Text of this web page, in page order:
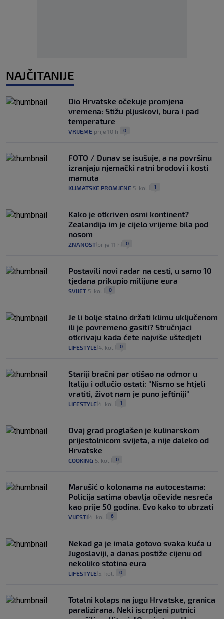
NAJČITANIJE
Dio Hrvatske očekuje promjena
vremena: Stižu pljuskovi, bura i pad
temperature
VRIJEME prije 10 h 0
FOTO / Dunav se isušuje, a na površinu
izranjaju njemački ratni brodovi i kosti
mamuta
KLIMATSKE PROMJENE 5. kol. 1
Kako je otkriven osmi kontinent?
Zealandija im je cijelo vrijeme bila pod
nosom
ZNANOST prije 11 h 0
Postavili novi radar na cesti, u samo 10
tjedana prikupio milijune eura
SVIJET 5. kol. 0
Je li bolje stalno držati klimu uključenom
ili je povremeno gasiti? Stručnjaci
otkrivaju kada ćete najviše uštedjeti
LIFESTYLE 4. kol. 0
Stariji bračni par otišao na odmor u
Italiju i odlučio ostati: "Nismo se htjeli
vratiti, život nam je puno jeftiniji"
LIFESTYLE 4. kol. 1
Ovaj grad proglašen je kulinarskom
prijestolnicom svijeta, a nije daleko od
Hrvatske
COOKING 5. kol. 0
Marušić o kolonama na autocestama:
Policija satima obavlja očevide nesreća
kao prije 50 godina. Evo kako to ubrzati
VIJESTI 4. kol. 6
Nekad ga je imala gotovo svaka kuća u
Jugoslaviji, a danas postiže cijenu od
nekoliko stotina eura
LIFESTYLE 5. kol. 0
Totalni kolaps na jugu Hrvatske, granica
paralizirana. Neki iscrpljeni putnici